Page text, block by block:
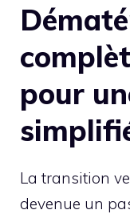
pour
La transition
devenue un